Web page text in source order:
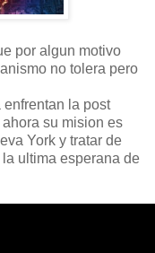
por algun motivo
no tolera pero
la post
su mision es
York y tratar de
ultima esperana de